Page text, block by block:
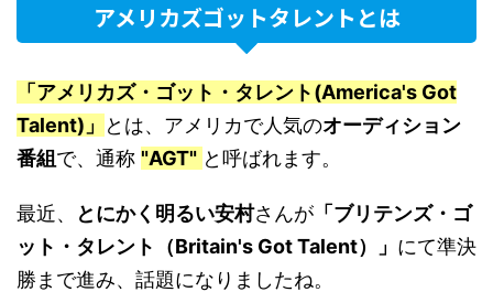
アメリカズゴットタレントとは
「アメリカズ・ゴット・タレント(America's Got
Talent)」
とは、アメリカで人気のオーディション
番組で、通称 "AGT" と呼ばれます。
最近、 とにかく明るい安村さんが 「ブリテンズ・ゴ
ット・タレント（Britain's Got Talent）」 にて準決
勝まで進み、話題になりましたね。